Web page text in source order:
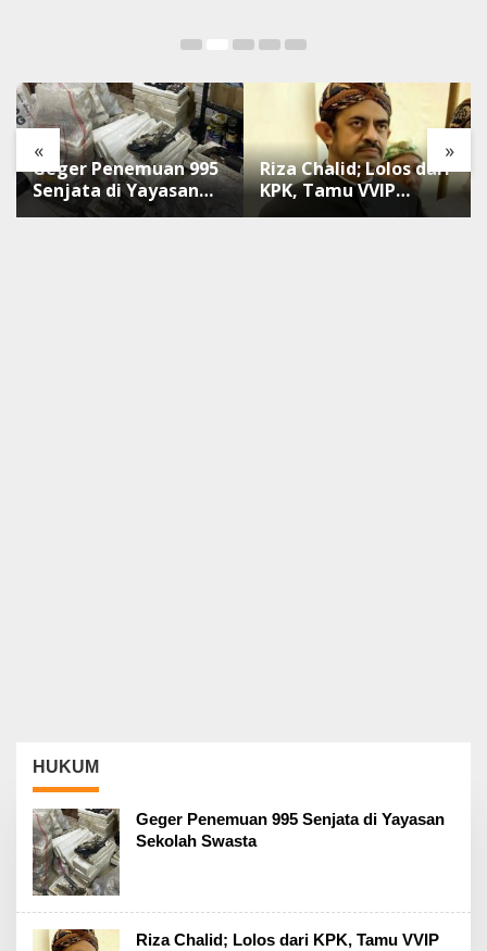
« »
Geger Penemuan 995
Senjata di Yayasan
Sekolah Swasta
Riza Chalid; Lolos dari
KPK, Tamu VVIP
Pernikahan Gibran
HUKUM
Geger Penemuan 995 Senjata di Yayasan
Sekolah Swasta
Riza Chalid; Lolos dari KPK, Tamu VVIP